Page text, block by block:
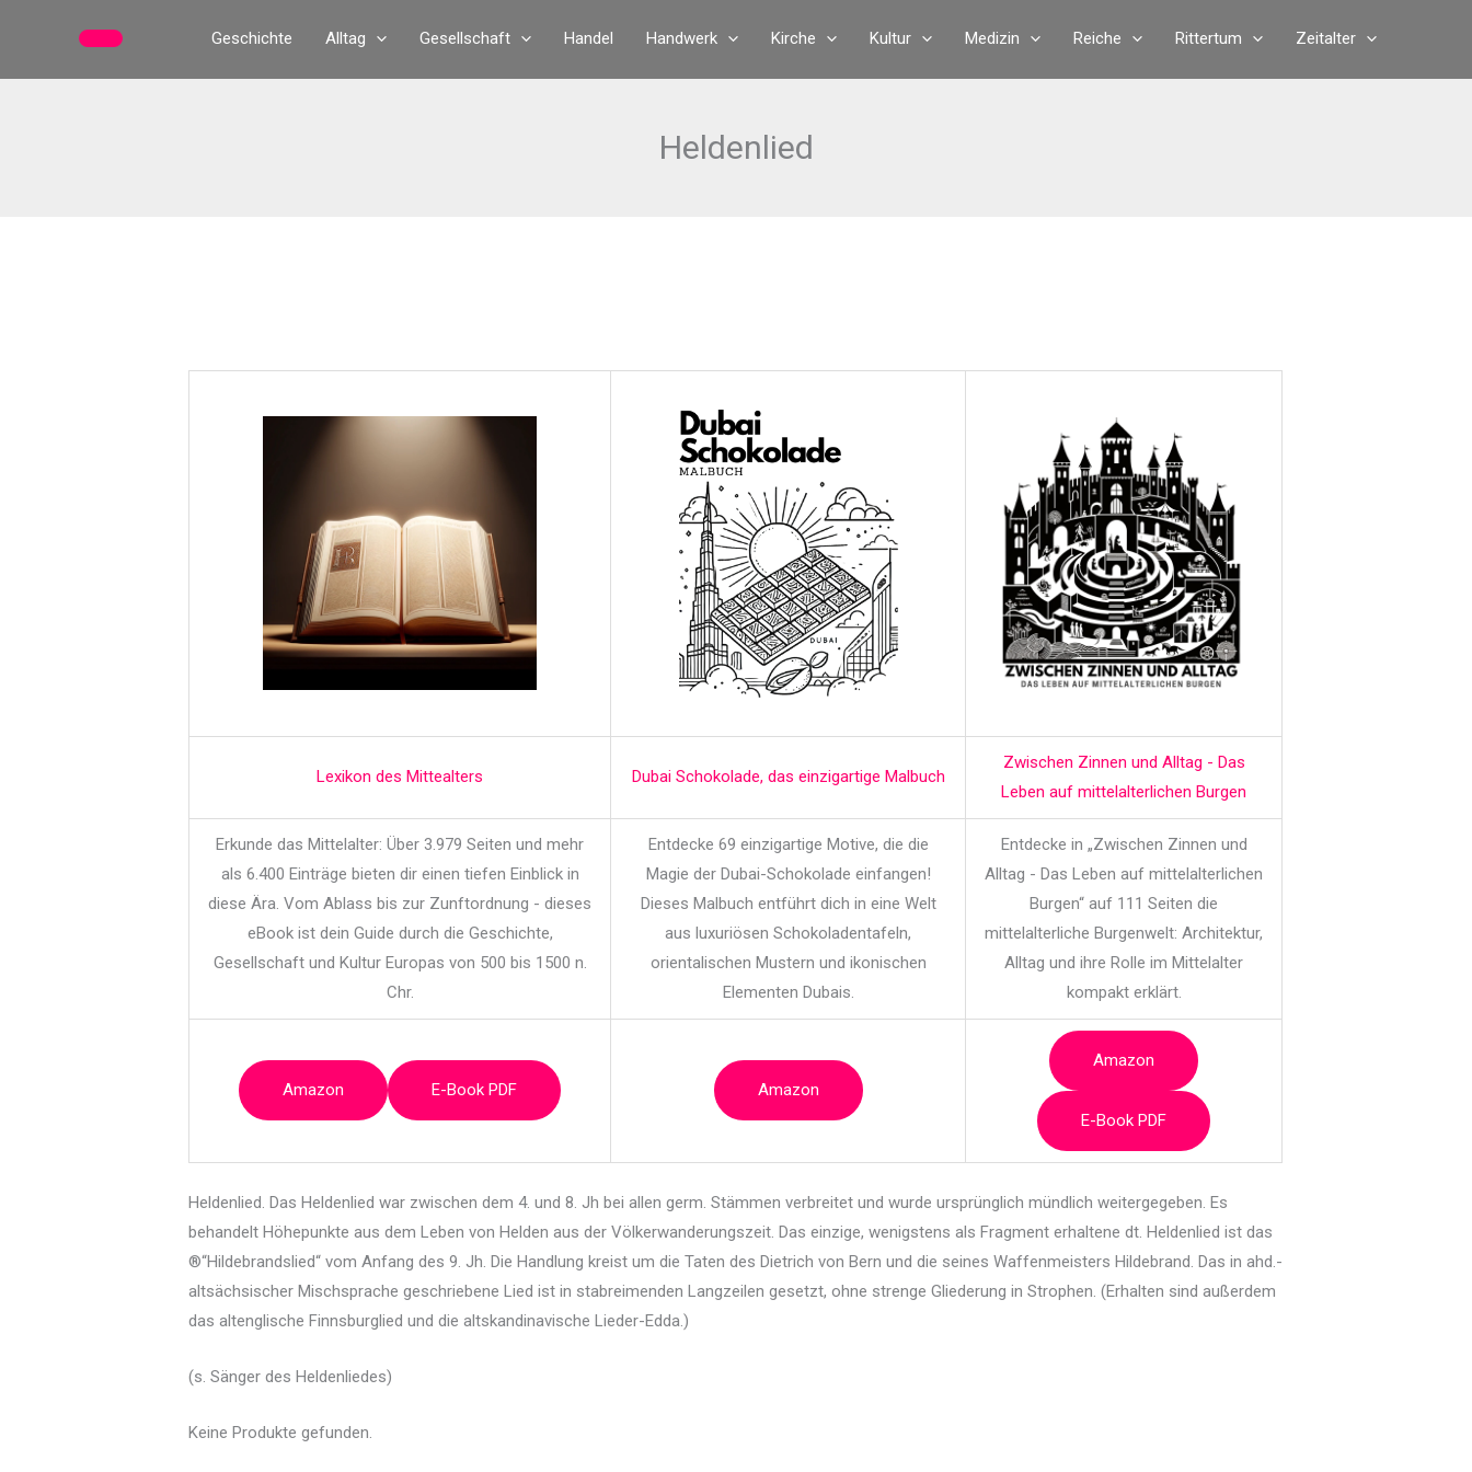
Geschichte Alltag Gesellschaft Handel Handwerk Kirche Kultur Medizin Reiche Rittertum Zeitalter
Heldenlied
Lexikon des Mittealters Dubai Schokolade, das einzigartige Malbuch
Zwischen Zinnen und Alltag - Das
Leben auf mittelalterlichen Burgen
Erkunde das Mittelalter: Über 3.979 Seiten und mehr
als 6.400 Einträge bieten dir einen tiefen Einblick in
diese Ära. Vom Ablass bis zur Zunftordnung - dieses
eBook ist dein Guide durch die Geschichte,
Gesellschaft und Kultur Europas von 500 bis 1500 n.
Chr.
Entdecke 69 einzigartige Motive, die die
Magie der Dubai-Schokolade einfangen!
Dieses Malbuch entführt dich in eine Welt
aus luxuriösen Schokoladentafeln,
orientalischen Mustern und ikonischen
Elementen Dubais.
Entdecke in „Zwischen Zinnen und
Alltag - Das Leben auf mittelalterlichen
Burgen“ auf 111 Seiten die
mittelalterliche Burgenwelt: Architektur,
Alltag und ihre Rolle im Mittelalter
kompakt erklärt.
Amazon E-Book PDF Amazon
Amazon
E-Book PDF
Heldenlied. Das Heldenlied war zwischen dem 4. und 8. Jh bei allen germ. Stämmen verbreitetund wurde ursprünglich mündlich weitergegeben. Es
behandelt Höhepunkte aus dem Leben von Helden aus der Völkerwanderungszeit. Das einzige, wenigstens als Fragment erhaltene dt. Heldenlied ist das
®“Hildebrandslied“ vom Anfang des 9. Jh. Die Handlung kreist um die Taten des Dietrich von Bern und die seines Waffenmeisters Hildebrand. Das in ahd.-
altsächsischer Mischsprache geschriebene Lied ist in stabreimenden Langzeilen gesetzt, ohne strenge Gliederung in Strophen. (Erhalten sind außerdem
das altenglische Finnsburglied und die altskandinavische Lieder-Edda.)
(s. Sänger des Heldenliedes)
Keine Produkte gefunden.